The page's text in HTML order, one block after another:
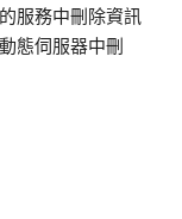
服務中刪除資訊
態伺服器中刪